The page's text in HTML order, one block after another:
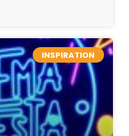
INSPIRATION